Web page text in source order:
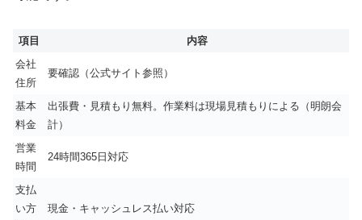
項目
内容
会社
住所
要確認（公式サイト参照）
基本
料金
出張費・見積もり無料。作業料は現場見積もりによる（明朗会
計）
営業
時間
24時間365日対応
支払
い方
現金・キャッシュレス払い対応